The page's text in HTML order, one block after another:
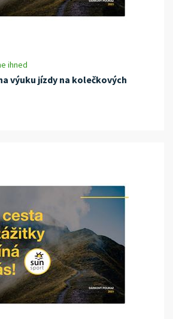
ihned
výuku jízdy na kolečkových